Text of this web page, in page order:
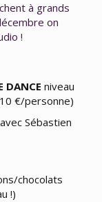
à grands
on
!
DANCE niveau
€/personne)
Sébastien
chocolats
!)